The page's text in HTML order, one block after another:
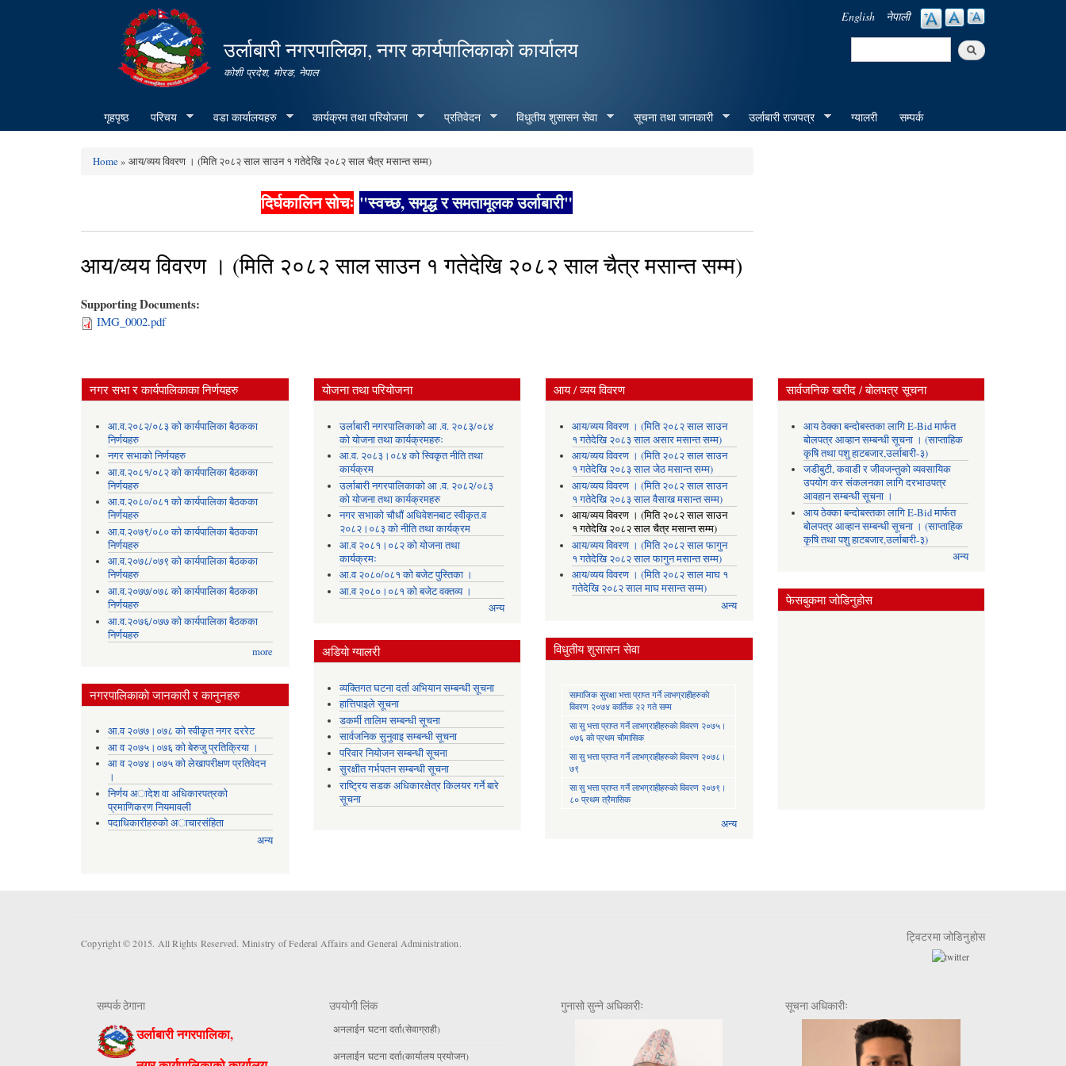
content
उर्लाबारी नगरपालिका, नगर कार्यपालिकाको कार्यालय
कोशी प्रदेश, माेरङ, नेपाल
English नेपाली
Search
गृहपृष्ठ परिचय वडा कार्यालयहरु कार्यक्रम तथा परियोजना प्रतिवेदन विधुतीय शुसासन सेवा सूचना तथा जानकारी उर्लाबारी राजपत्र ग्यालरी सम्पर्क
Home» आय/व्यय विवरण । (मिति २०८२ साल साउन १ गतेदेखि २०८२ साल चैत्र मसान्त सम्म)
दिर्घकालिन सोचः "स्वच्छ, समृद्ध र समतामूलक उर्लाबारी"
आय/व्यय विवरण । (मिति २०८२ साल साउन १ गतेदेखि २०८२ साल चैत्र मसान्त सम्म)
Supporting Documents:
IMG_0002.pdf
नगर सभा र कार्यपालिकाका निर्णयहरु
आ.व.२०८२/०८३ को कार्यपालिका बैठकका
निर्णयहरु
नगर सभाको निर्णयहरु
आ.व.२०८१/०८२ को कार्यपालिका बैठकका
निर्णयहरु
आ.व.२०८०/०८१ को कार्यपालिका बैठकका
निर्णयहरु
आ.व.२०७९/०८० को कार्यपालिका बैठकका
निर्णयहरु
आ.व.२०७८/०७९ को कार्यपालिका बैठकका
निर्णयहरु
आ.व.२०७७/०७८ को कार्यपालिका बैठकका
निर्णयहरु
आ.व.२०७६/०७७ को कार्यपालिका बैठकका
निर्णयहरु
more
नगरपालिकाकाे जानकारी र कानुनहरु
आ.व २०७७।०७८ को स्वीकृत नगर दररेट
आ व २०७५।०७६ को बेरुजु प्रतिक्रिया ।
आ व २०७४।०७५ काे लेखापरीक्षण प्रतिवेदन
।
निर्णय अादेश वा अधिकारपत्रकाे
प्रमाणिकरण नियमावली
पदाधिकारीहरुको अाचारसंहिता
अन्य
योजना तथा परियोजना
उर्लाबारी नगरपालिकाको आ .व. २०८३/०८४
को योजना तथा कार्यक्रमहरुः
आ.व. २०८३।०८४ को स्विकृत नीति तथा
कार्यक्रम
उर्लाबारी नगरपालिकाको आ .व. २०८२/०८३
को योजना तथा कार्यक्रमहरु
नगर सभाको चौधौं अधिवेशनबाट स्वीकृत.व
२०८२।०८३ को नीति तथा कार्यक्रम
आ.व २०८१।०८२ को योजना तथा
कार्यक्रमः
आ.व २०८०/०८१ को बजेट पुस्तिका ।
आ.व २०८०।०८१ को बजेट वक्तव्य ।
अन्य
अडियाे ग्यालरी
व्यक्तिगत घटना दर्ता अभियान सम्बन्धी सूचना
हात्तिपाइले सूचना
डकर्मी तालिम सम्बन्धी सूचना
सार्वजनिक सुनुवाइ सम्बन्धी सूचना
परिवार नियोजन सम्बन्धी सूचना
सुरक्षीत गर्भपतन सम्बन्धी सूचना
राष्ट्रिय सडक अधिकारक्षेत्र किलयर गर्ने बारे
सूचना
आय / व्यय विवरण
आय/व्यय विवरण । (मिति २०८२ साल साउन
१ गतेदेखि २०८३ साल असार मसान्त सम्म)
आय/व्यय विवरण । (मिति २०८२ साल साउन
१ गतेदेखि २०८३ साल जेठ मसान्त सम्म)
आय/व्यय विवरण । (मिति २०८२ साल साउन
१ गतेदेखि २०८३ साल वैसाख मसान्त सम्म)
आय/व्यय विवरण । (मिति २०८२ साल साउन
१ गतेदेखि २०८२ साल चैत्र मसान्त सम्म)
आय/व्यय विवरण । (मिति २०८२ साल फागुन
१ गतेदेखि २०८२ साल फागुन मसान्त सम्म)
आय/व्यय विवरण । (मिति २०८२ साल माघ १
गतेदेखि २०८२ साल माघ मसान्त सम्म)
अन्य
विधुतीय शुसासन सेवा
सामाजिक सुरक्षा भत्ता प्राप्त गर्ने लाभग्राहीहरुकाे
विवरण २०७४ कार्तिक २२ गते सम्म
सा‍ सु भत्ता प्राप्त गर्ने लाभग्राहीहरुकाे विवरण २०७५।
०७६ काे प्रथम चाैमासिक
सा‍ सु भत्ता प्राप्त गर्ने लाभग्राहीहरुकाे विवरण २०७८।
७९
सा‍ सु भत्ता प्राप्त गर्ने लाभग्राहीहरुकाे विवरण २०७९।
८० प्रथम त्रैमासिक
अन्य
सार्वजनिक खरीद / बोलपत्र सूचना
आय ठेक्का बन्दोबस्तका लागि E-Bid मार्फत
बोलपत्र आव्हान सम्बन्धी सूचना । (साप्ताहिक
कृषि तथा पशु हाटबजार,उर्लाबारी-३)
जडीबुटी, कवाडी र जीवजन्तुको व्यवसायिक
उपयोग कर संकलनका लागि दरभाउपत्र
आवहान सम्बन्धी सूचना ।
आय ठेक्का बन्दोबस्तका लागि E-Bid मार्फत
बोलपत्र आव्हान सम्बन्धी सूचना । (साप्ताहिक
कृषि तथा पशु हाटबजार,उर्लाबारी-३)
अन्य
फेसबुकमा जोडिनुहोस
Copyright © 2015. All Rights Reserved. Ministry of Federal Affairs and General Administration. ट्विटरमा जोडिनुहोस
सम्पर्क ठेगाना
उर्लाबारी नगरपालिका,
उपयाेगी लिंक
अनलाईन घटना दर्ता(सेवाग्राही)
अनलाईन घटना दर्ता(कार्यालय प्रयाेजन)
गुनासो सुन्ने अधिकारीः सूचना अधिकारीः